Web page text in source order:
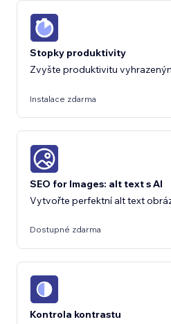
Stopky produktivity
Zvyšte produktivitu
Instalace zdarma
SEO for Images: alt text s AI
Vytvořte perfektní alt text
Dostupné zdarma
Kontrola kontrastu